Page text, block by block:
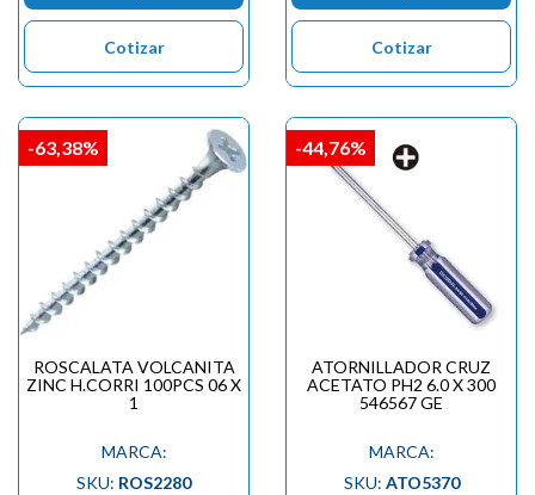
Cotizar Cotizar
ROSCALATA VOLCANITA
ZINC H.CORRI 100PCS 06 X
1
MARCA:
SKU: ROS2280
-63,38%
ATORNILLADOR CRUZ
ACETATO PH2 6.0 X 300
546567 GE
MARCA:
SKU: ATO5370
-44,76%